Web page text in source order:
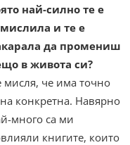
най-силно те е
и те е
да промениш
в живота си?
мисля, че има точно
конкретна. Навярно
много са ми
книгите, които